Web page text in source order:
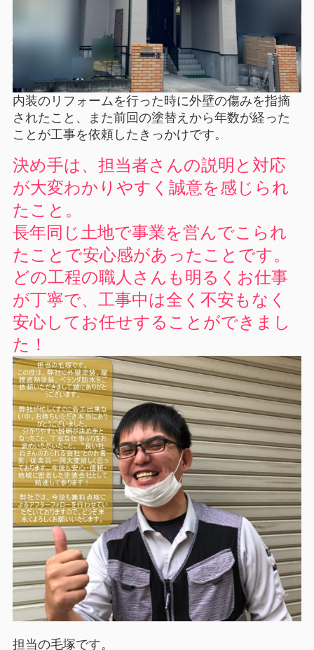
内装のリフォームを行った時に外壁の傷みを指摘
されたこと、また前回の塗替えから年数が経った
ことが工事を依頼したきっかけです。
決め手は、担当者さんの説明と対応
が大変わかりやすく誠意を感じられ
たこと。
長年同じ土地で事業を営んでこられ
たことで安心感があったことです。
どの工程の職人さんも明るくお仕事
が丁寧で、工事中は全く不安もなく
安心してお任せすることができまし
た！
担当の毛塚です。